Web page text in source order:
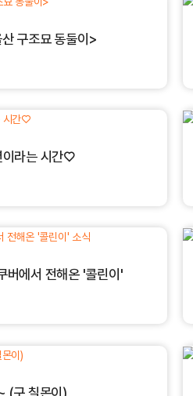
구조묘 동둘이>
이라는 시간♡
버에서 전해온 '콜린이'